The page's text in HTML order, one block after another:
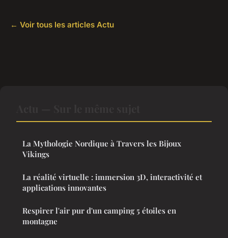
← Voir tous les articles Actu
La Mythologie Nordique à Travers les Bijoux
Vikings
La réalité virtuelle : immersion 3D, interactivité et
applications innovantes
Respirer l'air pur d'un camping 5 étoiles en
montagne